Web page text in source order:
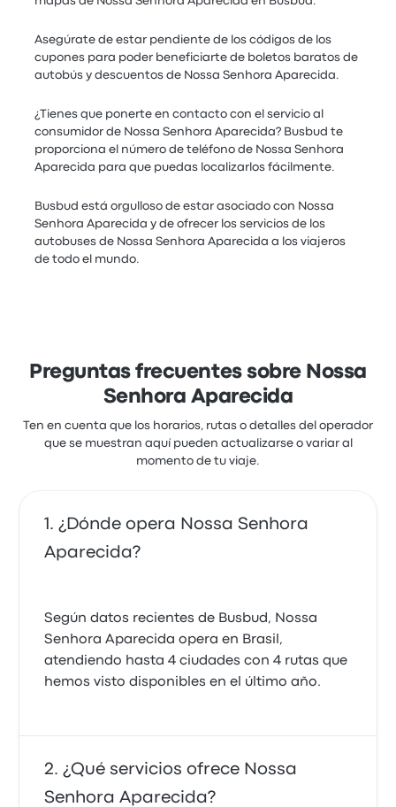
Asegúrate de estar pendiente de los códigos de los
cupones para poder beneficiarte de boletos baratos de
autobús y descuentos de Nossa Senhora Aparecida.
¿Tienes que ponerte en contacto con el servicio al
consumidor de Nossa Senhora Aparecida? Busbud te
proporciona el número de teléfono de Nossa Senhora
Aparecida para que puedas localizarlos fácilmente.
Busbud está orgulloso de estar asociado con Nossa
Senhora Aparecida y de ofrecer los servicios de los
autobuses de Nossa Senhora Aparecida a los viajeros
de todo el mundo.
Preguntas frecuentes sobre Nossa
Senhora Aparecida
Ten en cuenta que los horarios, rutas o detalles del operador
que se muestran aquí pueden actualizarse o variar al
momento de tu viaje.
¿Dónde opera Nossa Senhora
Aparecida?
Según datos recientes de Busbud, Nossa
Senhora Aparecida opera en Brasil,
atendiendo hasta 4 ciudades con 4 rutas que
hemos visto disponibles en el último año.
¿Qué servicios ofrece Nossa
Senhora Aparecida?